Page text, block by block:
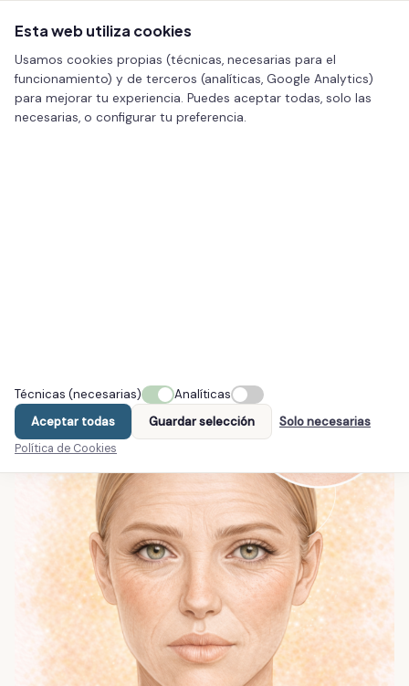
Blefaroplastia: qué es, beneficios y recuperación
Esta web utiliza cookies
Usamos cookies propias (técnicas, necesarias para el
funcionamiento) y de terceros (analíticas, Google Analytics)
para mejorar tu experiencia. Puedes aceptar todas, solo las
necesarias, o configurar tu preferencia.
Técnicas (necesarias)
Analíticas
Aceptar todas
Guardar selección Solo necesarias
Política de Cookies